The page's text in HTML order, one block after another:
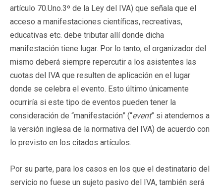
artículo 70.Uno.3º de la Ley del IVA) que señala que el
acceso a manifestaciones científicas, recreativas,
educativas etc. debe tributar allí donde dicha
manifestación tiene lugar. Por lo tanto, el organizador del
mismo deberá siempre repercutir a los asistentes las
cuotas del IVA que resulten de aplicación en el lugar
donde se celebra el evento. Esto último únicamente
ocurriría si este tipo de eventos pueden tener la
consideración de “manifestación” (“event” si atendemos a
la versión inglesa de la normativa del IVA) de acuerdo con
lo previsto en los citados artículos.
Por su parte, para los casos en los que el destinatario del
servicio no fuese un sujeto pasivo del IVA, también será